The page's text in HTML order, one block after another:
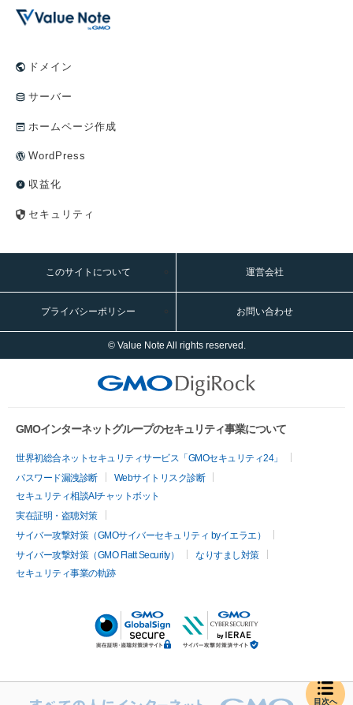
目次へ
ドメイン
サーバー
ホームページ作成
WordPress
収益化
セキュリティ
このサイトについて 運営会社
プライバシーポリシー お問い合わせ
© Value Note All rights reserved.
GMOインターネットグループのセキュリティ事業について
世界初総合ネットセキュリティサービス「GMOセキュリティ24」
パスワード漏洩診断
Webサイトリスク診断
セキュリティ相談AIチャットボット
実在証明・盗聴対策
サイバー攻撃対策（GMOサイバーセキュリティ byイエラエ）
サイバー攻撃対策（GMO Flatt Security）
なりすまし対策
セキュリティ事業の軌跡